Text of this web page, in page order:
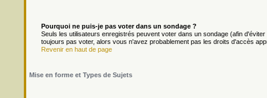
Pourquoi ne puis-je pas voter dans un sondage ?
Seuls les utilisateurs enregistrés peuvent voter dans un sondage (afin
toujours pas voter, alors vous n'avez probablement pas les droits d'accès
Revenir en haut de page
Mise en forme et Types de Sujets